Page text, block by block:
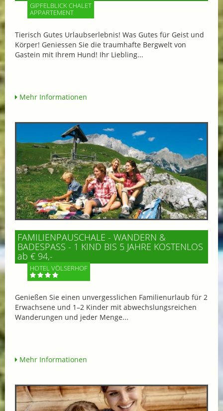
GIPFELBLICK CHALET
APPARTEMENT
Tierisch Gutes Urlaubserlebnis! Was Gutes für Geist und
Körper! Geniessen Sie die traumhafte Bergwelt von
Gastein mit Ihrem Hund! Ihr Liebling...
Mehr Informationen
FAMILIENPAUSCHALE - WANDERN &
BADESPASS - 1 KIND BIS 5 JAHRE KOSTENLOS
ab € 94,-
HOTEL VÖLSERHOF
Genießen Sie einen unvergesslichen Familienurlaub für 2
Erwachsene und 1–2 Kinder mit abwechslungsreichen
Wanderungen und jeder Menge...
Mehr Informationen